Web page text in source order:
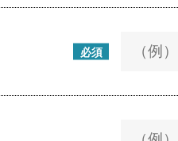
必須